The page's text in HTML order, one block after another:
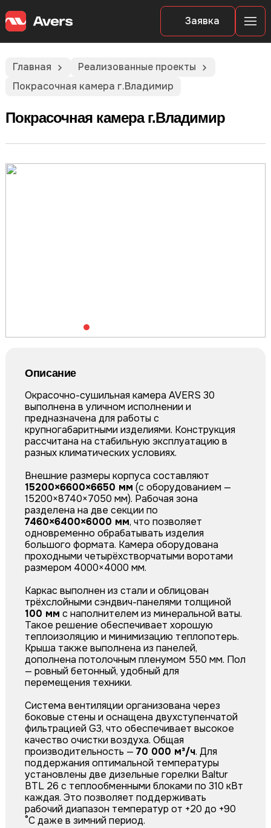
Заявка
Главная
Реализованные проекты
Покрасочная камера г.Владимир
Покрасочная камера г.Владимир
Описание
Окрасочно-сушильная камера AVERS 30
выполнена в уличном исполнении и
предназначена для работы с
крупногабаритными изделиями. Конструкция
рассчитана на стабильную эксплуатацию в
разных климатических условиях.
Внешние размеры корпуса составляют
15200×6600×6650 мм (с оборудованием —
15200×8740×7050 мм). Рабочая зона
разделена на две секции по
7460×6400×6000 мм, что позволяет
одновременно обрабатывать изделия
большого формата. Камера оборудована
проходными четырёхстворчатыми воротами
размером 4000×4000 мм.
Каркас выполнен из стали и облицован
трёхслойными сэндвич-панелями толщиной
100 мм с наполнителем из минеральной ваты.
Такое решение обеспечивает хорошую
теплоизоляцию и минимизацию теплопотерь.
Крыша также выполнена из панелей,
дополнена потолочным пленумом 550 мм. Пол
— ровный бетонный, удобный для
перемещения техники.
Система вентиляции организована через
боковые стены и оснащена двухступенчатой
фильтрацией G3, что обеспечивает высокое
качество очистки воздуха. Общая
производительность — 70 000 м³/ч. Для
поддержания оптимальной температуры
установлены две дизельные горелки Baltur
BTL 26 с теплообменными блоками по 310 кВт
каждая. Это позволяет поддерживать
рабочий диапазон температур от +20 до +90
°С даже в зимний период.